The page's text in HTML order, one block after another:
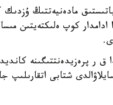
مادەنيەتتىڭ
ادامدار كوپ ەلىكتەيتىن
ق ر پرەزيدەنتتىگىنە
شتابى اتقارىلىپ